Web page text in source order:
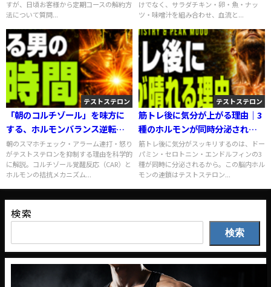
すが、日頃お客様から定期コースの解約方
法について質問...
けでなく、サラダチキン・卵・魚・ナッ
ツ・味噌汁を組み合わせ、血流と...
テストステロン
「朝のコルチゾール」を味方に
する、ホルモンバランス逆転戦
略
朝のスマホチェック・アラーム連打・怒り
がテストステロンを抑制する理由を科学的
に解説。コルチゾール覚醒反応（CAR）と
ホルモンの拮抗メカニズム...
テストステロン
筋トレ後に気分が上がる理由｜3
種のホルモンが同時分泌される
仕組み
筋トレ後に気分がスッキリするのは、ドー
パミン・セロトニン・エンドルフィンの3
種が同時に分泌されるから。この脳内ホル
モンの連鎖はテストステロン...
検索
検索